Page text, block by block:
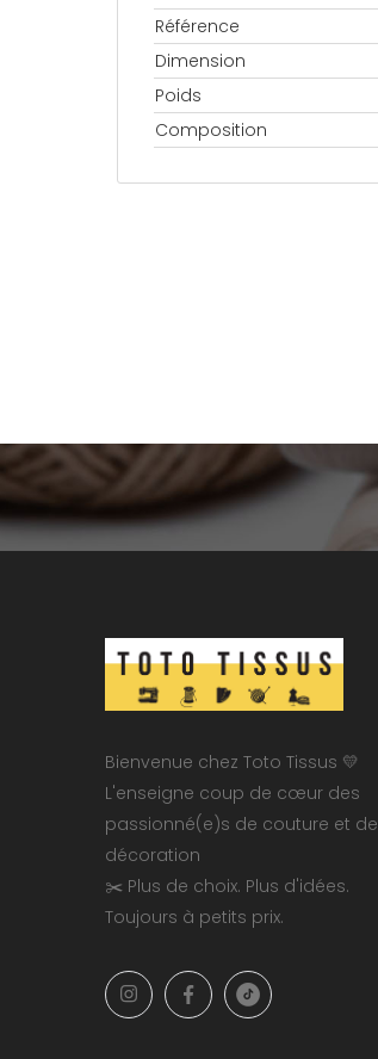
Référence
Dimension
Poids
Composition
Bienvenue chez Toto Tissus 💛
L'enseigne coup de cœur des
passionné(e)s de couture et de
décoration
✂️ Plus de choix. Plus d'idées.
Toujours à petits prix.